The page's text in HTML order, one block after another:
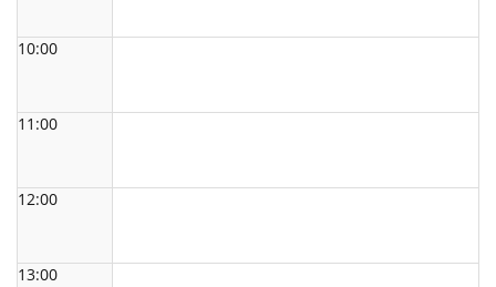
10:00
11:00
12:00
13:00